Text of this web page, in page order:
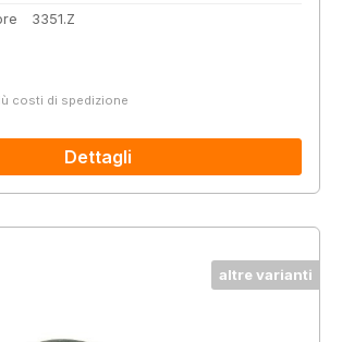
3351.Z
costi di spedizione
Dettagli
altre varianti